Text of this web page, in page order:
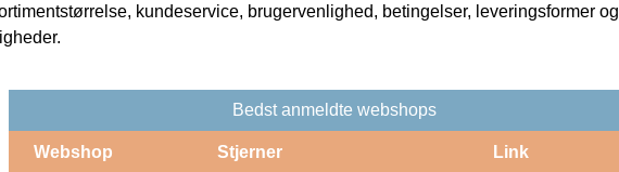
kundeservice, brugervenlighed, betingelser, leveringsformer og
Bedst anmeldte webshops
Webshop Stjerner Link